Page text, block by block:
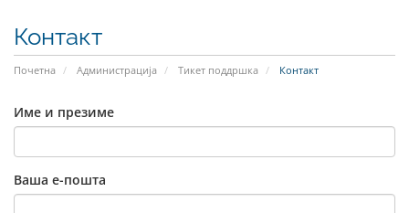
Контакт
Почетна Администрација Тикет поддршка Контакт
Име и презиме
Ваша е-пошта